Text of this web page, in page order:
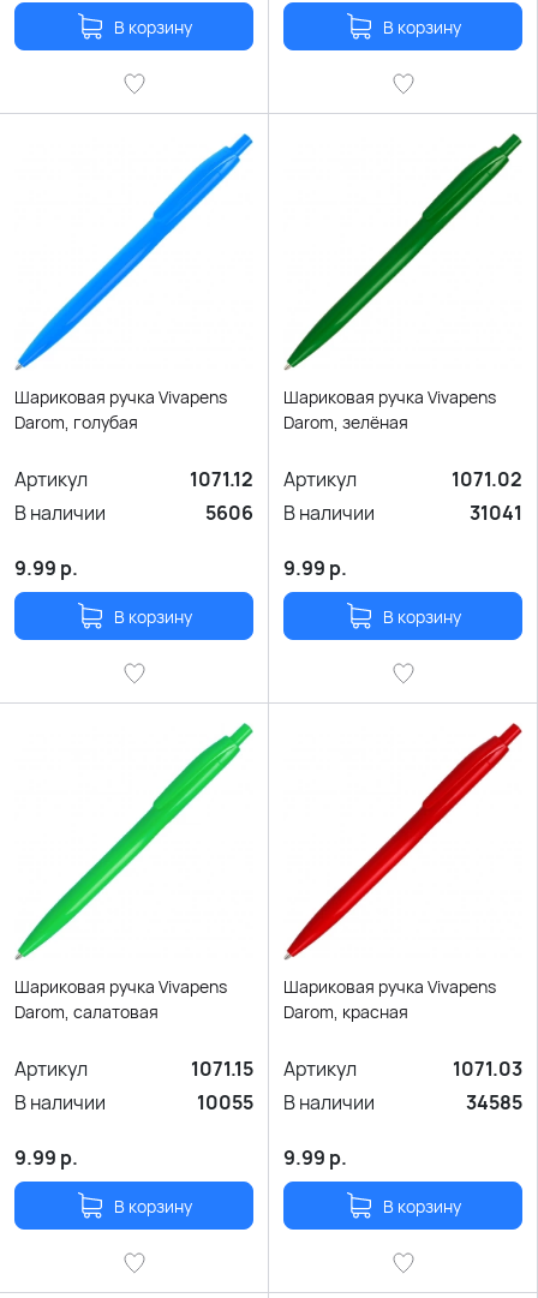
В корзину В корзину
Шариковая ручка Vivapens
Darom, голубая
Артикул
1071.12
В наличии
5606
9.99 р.
В корзину
Шариковая ручка Vivapens
Darom, зелёная
Артикул
1071.02
В наличии
31041
9.99 р.
В корзину
Шариковая ручка Vivapens
Darom, салатовая
Артикул
1071.15
В наличии
10055
9.99 р.
В корзину
Шариковая ручка Vivapens
Darom, красная
Артикул
1071.03
В наличии
34585
9.99 р.
В корзину